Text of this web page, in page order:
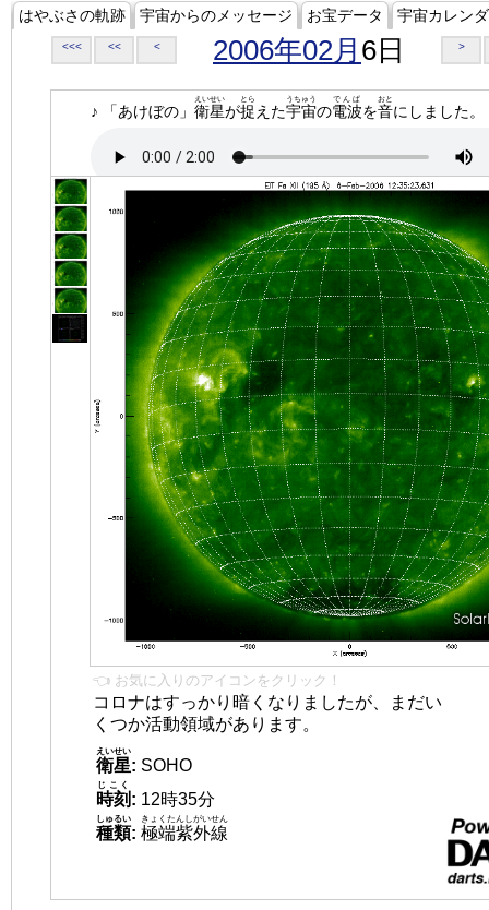
はやぶさの軌跡 宇宙からのメッセージ お宝データ 宇宙カレン
<<< << < 2006年02月 6日 >
♪ 「あけぼの」 衛星
えいせい
が捉
とら
えた宇宙
うちゅう
の電波
でんぱ
を音
おと
にしました。
👈 お気に入りのアイコンをクリック！
コロナはすっかり暗くなりましたが、まだい
くつか活動領域があります。
衛星
えいせい
: SOHO
時刻
じこく
: 12時35分
種類
しゅるい
: 極端紫外線
きょくたんしがいせん